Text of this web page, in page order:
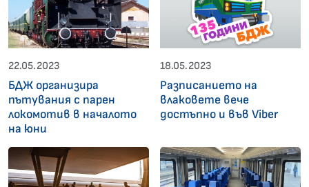
22.05.2023
БДЖ организира
пътувания с парен
локомотив в началото
на юни
18.05.2023
Разписанието на
влаковете вече
достъпно и във Viber